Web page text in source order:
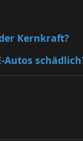
Kernkraft?
Autos